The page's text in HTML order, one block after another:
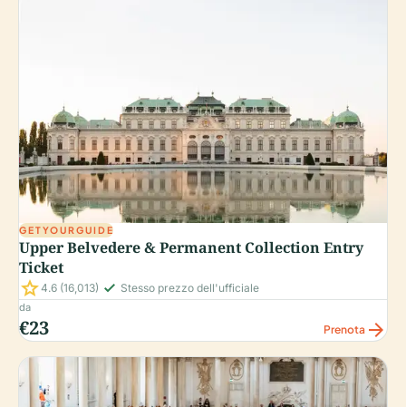
GETYOURGUIDE
Upper Belvedere & Permanent Collection Entry
Ticket
star4.6 (16,013) check_small Stesso prezzo dell'ufficiale
da
€23 Prenota arrow_forward